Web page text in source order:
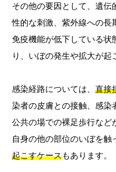
その他の要因として、遺伝
性的な刺激、紫外線への長
免疫機能が低下している状
り、いぼの発生や拡大が起
感染経路については、 直接
染者の皮膚との接触、感染
公共の場での裸足歩行など
自身の他の部位のいぼを触
起こすケースもあります。